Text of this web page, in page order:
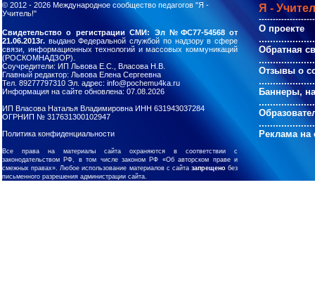
© 2012 - 2026 Международное сообщество педагогов "Я -
Учитель!"
Я -
О проекте
Обратная
Отзывы о
Баннеры,
Реклама на
Свидетельство о регистрации СМИ: Эл №ФС77-54568 от
21.06.2013г. выдано Федеральной службой по надзору в сфере
связи, информационных технологий и массовых коммуникаций
(РОСКОМНАДЗОР).
Соучредители: ИП Львова Е.С., Власова Н.В.
Главный редактор: Львова Елена Сергеевна
Тел. 89277797310 Эл. адрес: info@pochemu4ka.ru
Информация на сайте обновлена: 07.08.2026
ИП Власова Наталья Владимировна ИНН 631943037284
ОГРНИП № 317631300102947
Политика конфиденциальности
Все права на материалы сайта охраняются в соответствии с
законодательством РФ, в том числе законом РФ «Об авторском праве и
смежных правах». Любое использование материалов с сайта запрещенобез
письменного разрешения администрации сайта.